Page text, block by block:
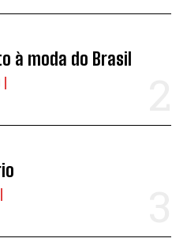
à moda do Brasil